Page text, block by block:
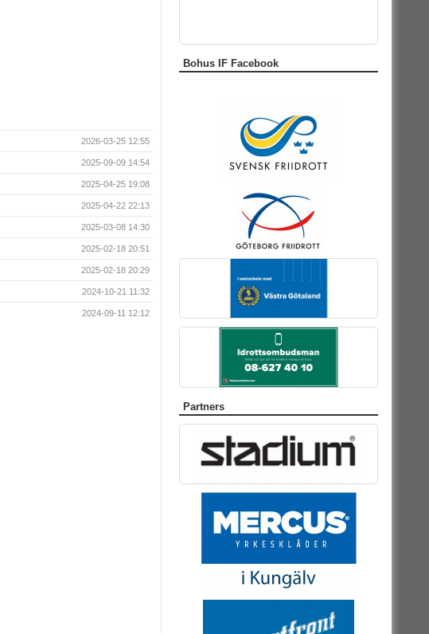
2026-03-25 12:55
2025-09-09 14:54
2025-04-25 19:08
2025-04-22 22:13
2025-03-08 14:30
2025-02-18 20:51
2025-02-18 20:29
2024-10-21 11:32
2024-09-11 12:12
Bohus IF Facebook
Partners